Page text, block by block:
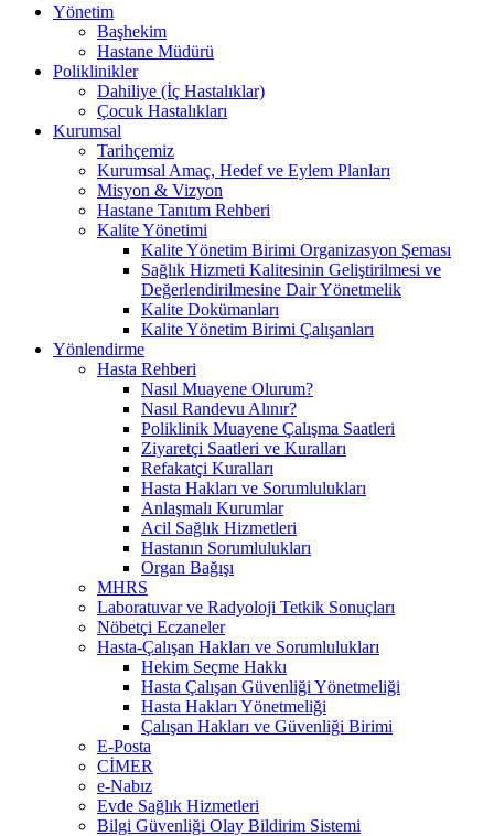
Yönetim
Başhekim
Hastane Müdürü
Poliklinikler
Dahiliye (İç Hastalıklar)
Çocuk Hastalıkları
Kurumsal
Tarihçemiz
Kurumsal Amaç, Hedef ve Eylem Planları
Misyon & Vizyon
Hastane Tanıtım Rehberi
Kalite Yönetimi
Kalite Yönetim Birimi Organizasyon Şeması
Sağlık Hizmeti Kalitesinin Geliştirilmesi ve
Değerlendirilmesine Dair Yönetmelik
Kalite Dokümanları
Kalite Yönetim Birimi Çalışanları
Yönlendirme
Hasta Rehberi
Nasıl Muayene Olurum?
Nasıl Randevu Alınır?
Poliklinik Muayene Çalışma Saatleri
Ziyaretçi Saatleri ve Kuralları
Refakatçi Kuralları
Hasta Hakları ve Sorumlulukları
Anlaşmalı Kurumlar
Acil Sağlık Hizmetleri
Hastanın Sorumlulukları
Organ Bağışı
MHRS
Laboratuvar ve Radyoloji Tetkik Sonuçları
Nöbetçi Eczaneler
Hasta-Çalışan Hakları ve Sorumlulukları
Hekim Seçme Hakkı
Hasta Çalışan Güvenliği Yönetmeliği
Hasta Hakları Yönetmeliği
Çalışan Hakları ve Güvenliği Birimi
E-Posta
CİMER
e-Nabız
Evde Sağlık Hizmetleri
Bilgi Güvenliği Olay Bildirim Sistemi